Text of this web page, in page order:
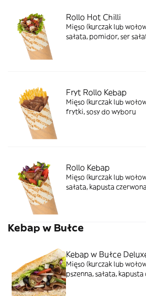
Rollo Hot Chilli
Mięso (kurczak lub
sałata, pomidor, ser
Fryt Rollo Kebap
Mięso (kurczak lub
frytki, sosy do wyboru
Rollo Kebap
Mięso (kurczak lub
sałata, kapusta
Kebap w Bułce
Kebap w Bułce
Mięso (kurczak lub
pszenna, sałata,